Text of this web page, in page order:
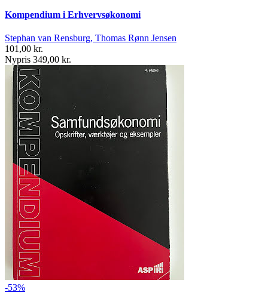
Kompendium i Erhvervsøkonomi
Stephan van Rensburg, Thomas Rønn Jensen
101,00 kr.
Nypris 349,00 kr.
-53%